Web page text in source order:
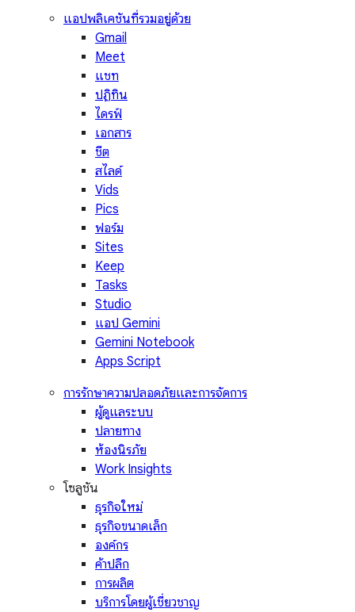
แอปพลิเคชันที่รวมอยู่ด้วย
Gmail
Meet
แชท
ปฏิทิน
ไดรฟ์
เอกสาร
ชีต
สไลด์
Vids
Pics
ฟอร์ม
Sites
Keep
Tasks
Studio
แอป Gemini
Gemini Notebook
Apps Script
การรักษาความปลอดภัยและการจัดการ
ผู้ดูแลระบบ
ปลายทาง
ห้องนิรภัย
Work Insights
โซลูชัน
ธุรกิจใหม่
ธุรกิจขนาดเล็ก
องค์กร
ค้าปลีก
การผลิต
บริการโดยผู้เชี่ยวชาญ